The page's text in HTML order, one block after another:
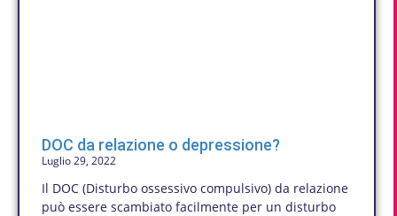
DOC da relazione o depressione?
Luglio 29, 2022
Il DOC (Disturbo ossessivo compulsivo) da relazione
può essere scambiato facilmente per un disturbo